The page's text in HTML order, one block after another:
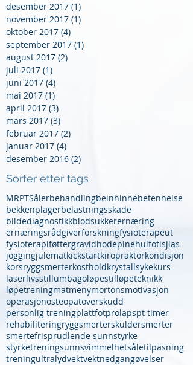
desember 2017 (1)
november 2017 (1)
oktober 2017 (4)
september 2017 (1)
august 2017 (2)
juli 2017 (1)
juni 2017 (4)
mai 2017 (1)
april 2017 (3)
mars 2017 (3)
februar 2017 (2)
januar 2017 (4)
desember 2016 (2)
Sorter etter tags
MRPTSålerbehandlingbeinhinnebetennelse
bekkenplagerbelastningsskade
bildediagnostikkblodsukkerernæring
ernæringsrådgiverforskningfysioterapeut
fysioterapiføttergravidhodepinehulfotisjias
joggingjulematkickstartkiropraktorkondisjon
korsryggsmerterkostholdkrystallsykekurs
laserlivsstillumbagoløpestilløpeteknikk
løpetreningmatmenymortonsmotivasjon
operasjonosteopatoverskudd
personlig treningplattfotprolapspt timer
rehabiliteringryggsmerterskuldersmerter
smertefrisprudlende sunnstyrke
styrketreningsunnsvimmelhetsåletilpasning
treningultralydvektvektnedgangøvelser